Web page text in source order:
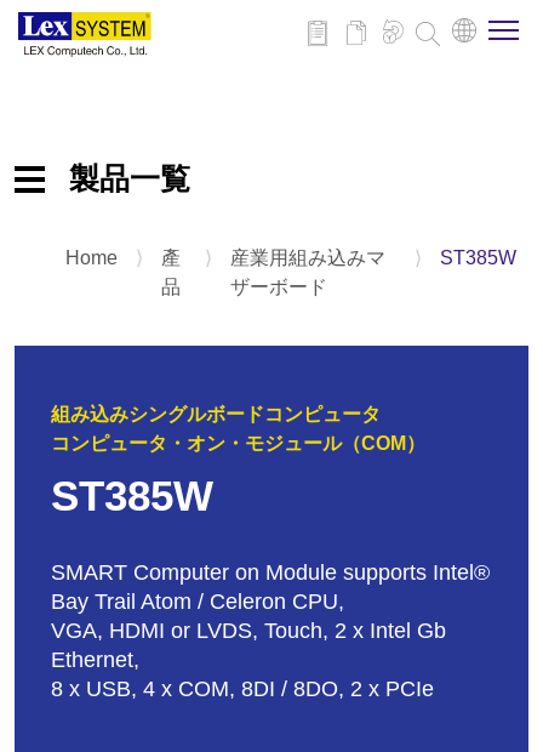
ダウンロード
お問い合わせ
製品一覧
産業用組み込みマザーボード
パネルPC
Home ⟩
產
品
⟩
産業用組み込みマ
ザーボード
⟩ ST385W
組み込みシングルボードコンピュータ
コンピュータ・オン・モジュール（COM）
ST385W
SMART Computer on Module supports Intel®
Bay Trail Atom / Celeron CPU,
VGA, HDMI or LVDS, Touch, 2 x Intel Gb
Ethernet,
8 x USB, 4 x COM, 8DI / 8DO, 2 x PCIe